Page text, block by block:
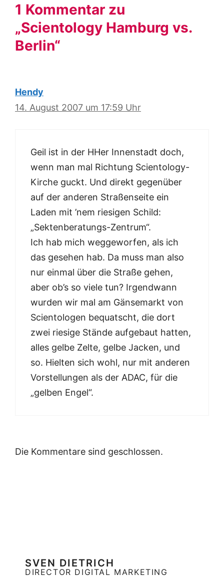
1 Kommentar zu
„Scientology Hamburg vs.
Berlin“
Hendy
14. August 2007 um 17:59 Uhr
Geil ist in der HHer Innenstadt doch,
wenn man mal Richtung Scientology-
Kirche guckt. Und direkt gegenüber
auf der anderen Straßenseite ein
Laden mit ’nem riesigen Schild:
„Sektenberatungs-Zentrum“.
Ich hab mich weggeworfen, als ich
das gesehen hab. Da muss man also
nur einmal über die Straße gehen,
aber ob’s so viele tun? Irgendwann
wurden wir mal am Gänsemarkt von
Scientologen bequatscht, die dort
zwei riesige Stände aufgebaut hatten,
alles gelbe Zelte, gelbe Jacken, und
so. Hielten sich wohl, nur mit anderen
Vorstellungen als der ADAC, für die
„gelben Engel“.
Die Kommentare sind geschlossen.
SVEN DIETRICH
DIRECTOR DIGITAL MARKETING